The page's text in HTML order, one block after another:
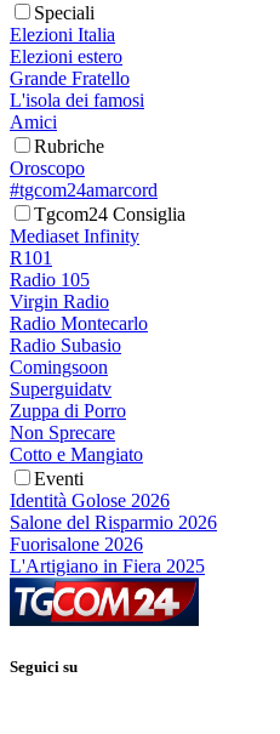
Speciali
Elezioni Italia
Elezioni estero
Grande Fratello
L'isola dei famosi
Amici
Rubriche
Oroscopo
#tgcom24amarcord
Tgcom24 Consiglia
Mediaset Infinity
R101
Radio 105
Virgin Radio
Radio Montecarlo
Radio Subasio
Comingsoon
Superguidatv
Zuppa di Porro
Non Sprecare
Cotto e Mangiato
Eventi
Identità Golose 2026
Salone del Risparmio 2026
Fuorisalone 2026
L'Artigiano in Fiera 2025
Seguici su